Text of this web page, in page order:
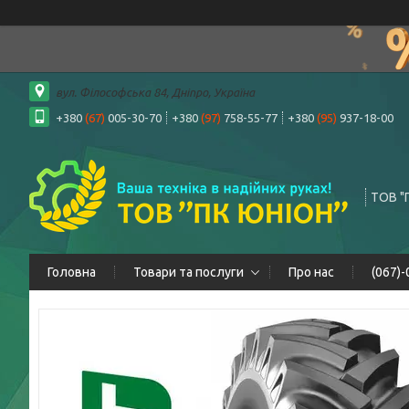
вул. Філософська 84, Дніпро, Україна
+380 (67) 005-30-70 +380 (97) 758-55-77 +380 (95) 937-18-00
ТОВ
Головна Товари та послуги Про нас